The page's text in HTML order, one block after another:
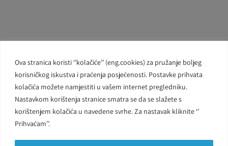
Ova stranica koristi ‘’kolačiće’’ (eng.cookies) za pružanje boljeg
korisničkog iskustva i praćenja posjećenosti. Postavke prihvata
kolačića možete namjestiti u vašem internet pregledniku.
Nastavkom korištenja stranice smatra se da se slažete s
korištenjem kolačića u navedene svrhe. Za nastavak kliknite ‘’
Prihvaćam’’.